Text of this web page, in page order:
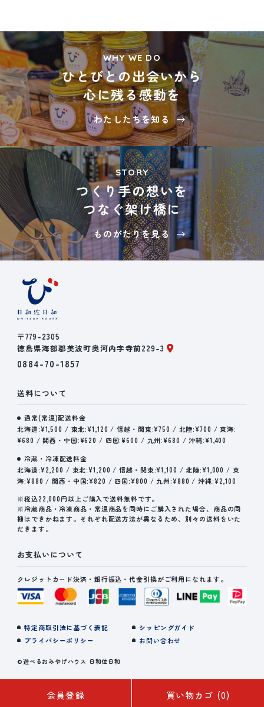
WHY WE DO
ひとびとの出会いから
心に残る感動を
わたしたちを知る
STORY
つくり手の想いを
つなぐ架け橋に
ものがたりを見る
〒779-2305
徳島県海部郡美波町奥河内字寺前229-3
0884-70-1857
送料について
通常(常温)配送料金
北海道:¥1,500 / 東北:¥1,120 / 信越・関東:¥750 / 北陸:¥700 / 東海:
¥680 / 関西・中国:¥620 / 四国:¥600 / 九州:¥680 / 沖縄:¥1,400
冷蔵・冷凍配送料金
北海道:¥2,200 / 東北:¥1,200 / 信越・関東:¥1,100 / 北陸:¥1,000 / 東
海:¥880 / 関西・中国:¥820 / 四国:¥800 / 九州:¥880 / 沖縄:¥2,100
※税込22,000円以上ご購入で送料無料です。
※冷蔵商品・冷凍商品・常温商品を同時にご購入された場合、商品の同
梱はできかねます。それぞれ配送方法が異なるため、別々の送料をいた
だきます。
お支払いについて
クレジットカード決済・銀行振込・代金引換がご利用になれます。
特定商取引法に基づく表記
シッピングガイド
プライバシーポリシー
お問い合わせ
©遊べるおみやげハウス 日和佐日和
会員登録 買い物カゴ (0)